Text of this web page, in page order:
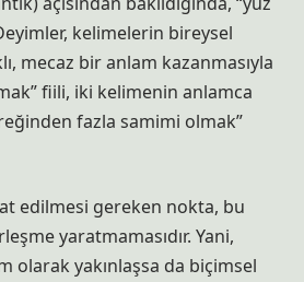
kelimelerin bireysel
mecaz bir anlam kazanmasıyla
fiili, iki kelimenin anlamca
fazla samimi olmak”
edilmesi gereken nokta, bu
yaratmamasıdır. Yani,
olarak yakınlaşsa da biçimsel